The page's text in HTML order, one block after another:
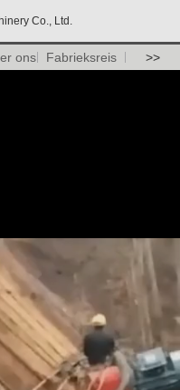
Co., Ltd.
ons Fabrieksreis >>